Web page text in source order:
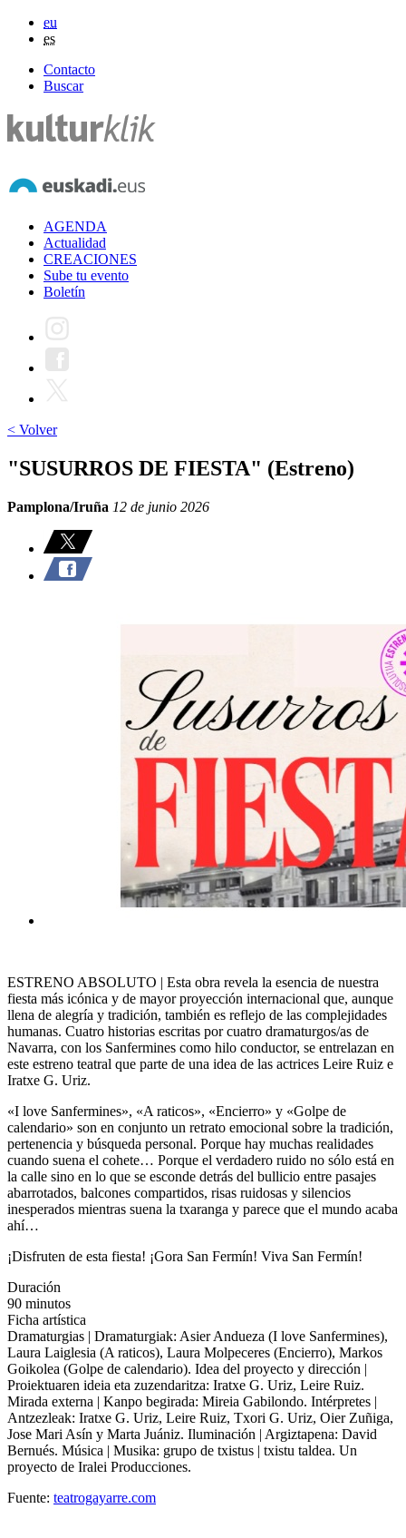
eu
es
Contacto
Buscar
AGENDA
Actualidad
CREACIONES
Sube tu evento
Boletín
< Volver
"SUSURROS DE FIESTA" (Estreno)
Pamplona/Iruña 12 de junio 2026
ESTRENO ABSOLUTO | Esta obra revela la esencia de nuestra
fiesta más icónica y de mayor proyección internacional que, aunque
llena de alegría y tradición, también es reflejo de las complejidades
humanas. Cuatro historias escritas por cuatro dramaturgos/as de
Navarra, con los Sanfermines como hilo conductor, se entrelazan en
este estreno teatral que parte de una idea de las actrices Leire Ruiz e
Iratxe G. Uriz.
«I love Sanfermines», «A raticos», «Encierro» y «Golpe de
calendario» son en conjunto un retrato emocional sobre la tradición,
pertenencia y búsqueda personal. Porque hay muchas realidades
cuando suena el cohete… Porque el verdadero ruido no sólo está en
la calle sino en lo que se esconde detrás del bullicio entre pasajes
abarrotados, balcones compartidos, risas ruidosas y silencios
inesperados mientras suena la txaranga y parece que el mundo acaba
ahí…
¡Disfruten de esta fiesta! ¡Gora San Fermín! Viva San Fermín!
Duración
90 minutos
Ficha artística
Dramaturgias | Dramaturgiak: Asier Andueza (I love Sanfermines),
Laura Laiglesia (A raticos), Laura Molpeceres (Encierro), Markos
Goikolea (Golpe de calendario). Idea del proyecto y dirección |
Proiektuaren ideia eta zuzendaritza: Iratxe G. Uriz, Leire Ruiz.
Mirada externa | Kanpo begirada: Mireia Gabilondo. Intérpretes |
Antzezleak: Iratxe G. Uriz, Leire Ruiz, Txori G. Uriz, Oier Zuñiga,
Jose Mari Asín y Marta Juániz. Iluminación | Argiztapena: David
Bernués. Música | Musika: grupo de txistus | txistu taldea. Un
proyecto de Iralei Producciones.
Fuente: teatrogayarre.com